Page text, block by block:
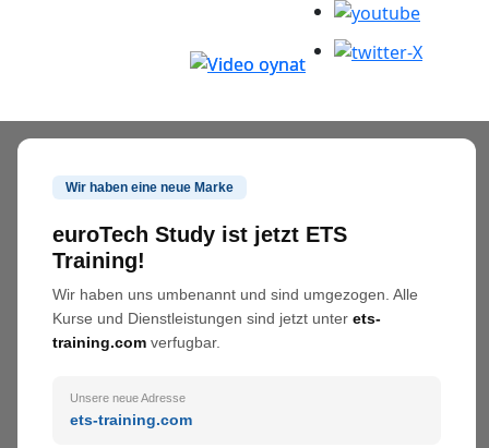
Wir haben eine neue Marke
euroTech Study ist jetzt ETS
Training!
Wir haben uns umbenannt und sind umgezogen. Alle
Kurse und Dienstleistungen sind jetzt unter ets-
training.com verfugbar.
Unsere neue Adresse
ets-training.com